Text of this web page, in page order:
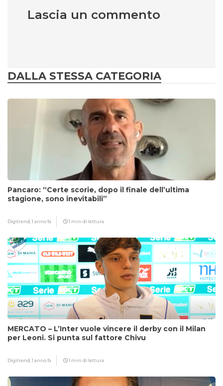
Lascia un commento
DALLA STESSA CATEGORIA
Pancaro: “Certe scorie, dopo il finale dell’ultima
stagione, sono inevitabili”
Digitrend,1 anno fa 1 min di lettura
MERCATO – L’Inter vuole vincere il derby con il Milan
per Leoni. Si punta sul fattore Chivu
Digitrend,1 anno fa 1 min di lettura